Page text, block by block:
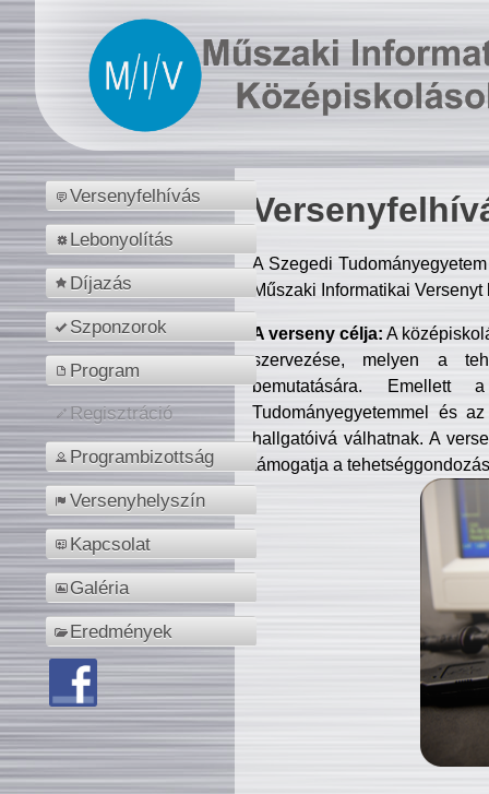
Versenyfelhívás
Lebonyolítás
Díjazás
Szponzorok
Program
Regisztráció
Programbizottság
Versenyhelyszín
Kapcsolat
Galéria
Eredmények
A Szegedi
Műszaki Informatikai
A verseny célja: A
szervezése, melyen a
bemutatására. Emellett
Tudományegyetemmel és
hallgatóivá válhatnak. A
támogatja a